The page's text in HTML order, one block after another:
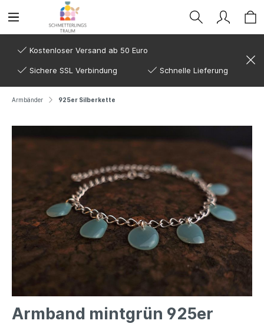
Kostenloser Versand ab 50 Euro
Sichere SSL Verbindung Schnelle Lieferung
Armbänder 925er Silberkette
Armband mintgrün 925er